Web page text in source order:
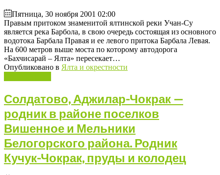
Пятница, 30 ноября 2001 02:00
Правым притоком знаменитой ялтинской реки Учан-Су
является река Барбола, в свою очередь состоящая из основного
водотока Барбала Правая и ее левого притока Барбала Левая.
На 600 метров выше моста по которому автодорога
«Бахчисарай – Ялта» пересекает…
Опубликовано в Ялта и окрестности
Солдатово, Аджилар-Чокрак —
родник в районе поселков
Вишенное и Мельники
Белогорского района. Родник
Кучук-Чокрак, пруды и колодец